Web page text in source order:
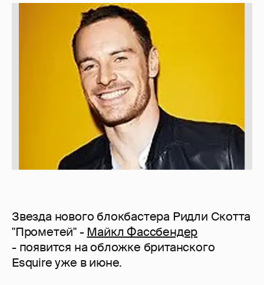
Звезда нового блокбастера Ридли Скотта
"Прометей" - Майкл Фассбендер
- появится на обложке британского
Esquire уже в июне.